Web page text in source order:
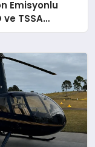
Emisyonlu
TSSA